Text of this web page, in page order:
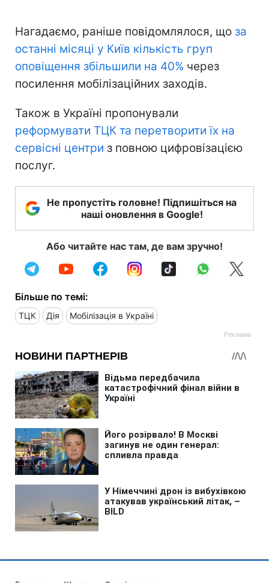
Нагадаємо, раніше повідомлялося, що за
останні місяці у Київ кількість груп
оповіщення збільшили на 40% через
посилення мобілізаційних заходів.
Також в Україні пропонували
реформувати ТЦК та перетворити їх на
сервісні центри з повною цифровізацією
послуг.
Не пропустіть головне! Підпишіться на
наші оновлення в Google!
Або читайте нас там, де вам зручно!
Більше по темі:
ТЦК Дія Мобілізація в Україні